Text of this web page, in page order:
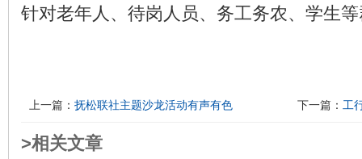
针对老年人、待岗人员、务工务农、学生
上一篇： 抚松联社主题沙龙活动有声有色 下一篇： 工
>相关文章